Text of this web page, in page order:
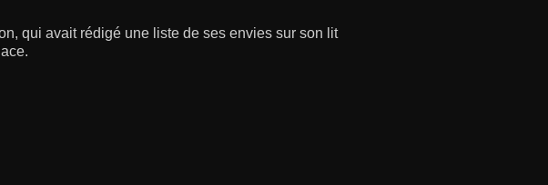
qui avait rédigé une liste de ses envies sur son lit